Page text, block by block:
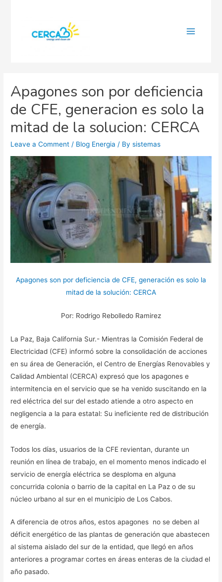
Apagones son por deficiencia
de CFE, generacion es solo la
mitad de la solucion: CERCA
Leave a Comment / Blog Energia / Bysistemas
Apagones son por deficiencia de CFE, generación es solo la
mitad de la solución: CERCA
Por: Rodrigo Rebolledo Ramirez
La Paz, Baja California Sur.- Mientras la Comisión Federal de
Electricidad (CFE) informó sobre la consolidación de acciones
en su área de Generación, el Centro de Energías Renovables y
Calidad Ambiental (CERCA) expresó que los apagones e
intermitencia en el servicio que se ha venido suscitando en la
red eléctrica del sur del estado atiende a otro aspecto en
negligencia a la para estatal: Su ineficiente red de distribución
de energía.
Todos los días, usuarios de la CFE revientan, durante un
reunión en línea de trabajo, en el momento menos indicado el
servicio de energía eléctrica se desploma en alguna
concurrida colonia o barrio de la capital en La Paz o de su
núcleo urbano al sur en el municipio de Los Cabos.
A diferencia de otros años, estos apagones no se deben al
déficit energético de las plantas de generación que abastecen
al sistema aislado del sur de la entidad, que llegó en años
anteriores a programar cortes en áreas enteras de la ciudad el
año pasado.